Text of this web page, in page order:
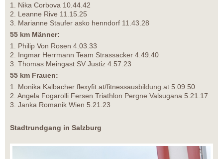
1. Nika Corbova 10.44.42
2. Leanne Rive 11.15.25
3. Marianne Staufer asko henndorf 11.43.28
55 km Männer:
1. Philip Von Rosen 4.03.33
2. Ingmar Herrmann Team Strassacker 4.49.40
3. Thomas Meingast SV Justiz 4.57.23
55 km Frauen:
1. Monika Kalbacher flexyfit.at/fitnessausbildung.at 5.09.50
2. Angela Fogarolli Fersen Triathlon Pergne Valsugana 5.21.17
3. Janka Romanik Wien 5.21.23
Stadtrundgang in Salzburg